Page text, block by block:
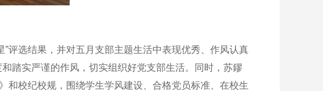
选结果，并对五月支部主题生活中表现优秀、作风认真
踏实严谨的作风，切实组织好党支部生活。同时，苏鏐
和校纪校规，围绕学生学风建设、合格党员标准、在校生